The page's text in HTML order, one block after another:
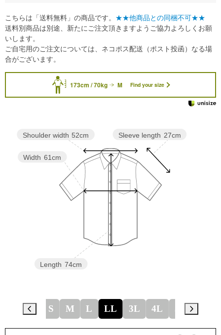
173cm / 70kg M Find your size
Sleeve length 27cm
Length 74cm
Width 61cm
Shoulder width 52cm
S M L LL 3L 4L
こちらは「送料無料」の商品です。 ★★他商品との同梱不可★★
送料別商品は別途、新たにご注文頂きますようご協力よろしくお願
いします。
ご自宅用のご注文については、ネコポス配送（ポスト投函）なる場
合がございます。